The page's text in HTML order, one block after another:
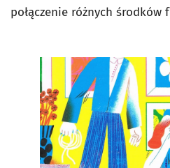
połączenie różnych środków